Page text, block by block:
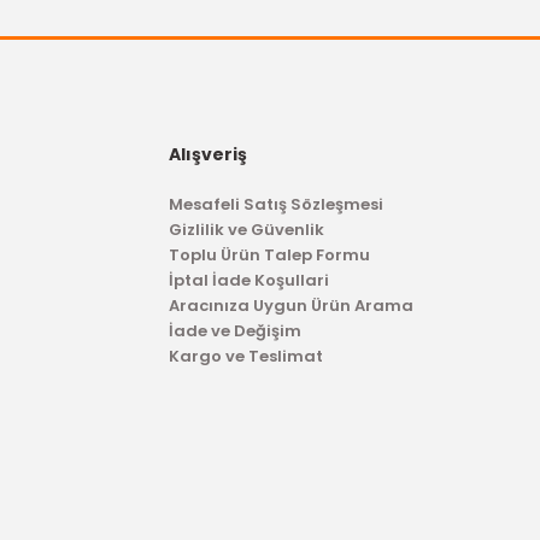
TL
Alışveriş
Mesafeli Satış Sözleşmesi
Gizlilik ve Güvenlik
Toplu Ürün Talep Formu
İptal İade Koşullari
Aracınıza Uygun Ürün Arama
İade ve Değişim
Kargo ve Teslimat